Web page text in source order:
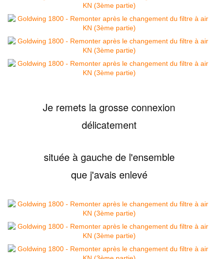
Je remets la grosse connexion
délicatement
située à gauche de l'ensemble
que j'avais enlevé